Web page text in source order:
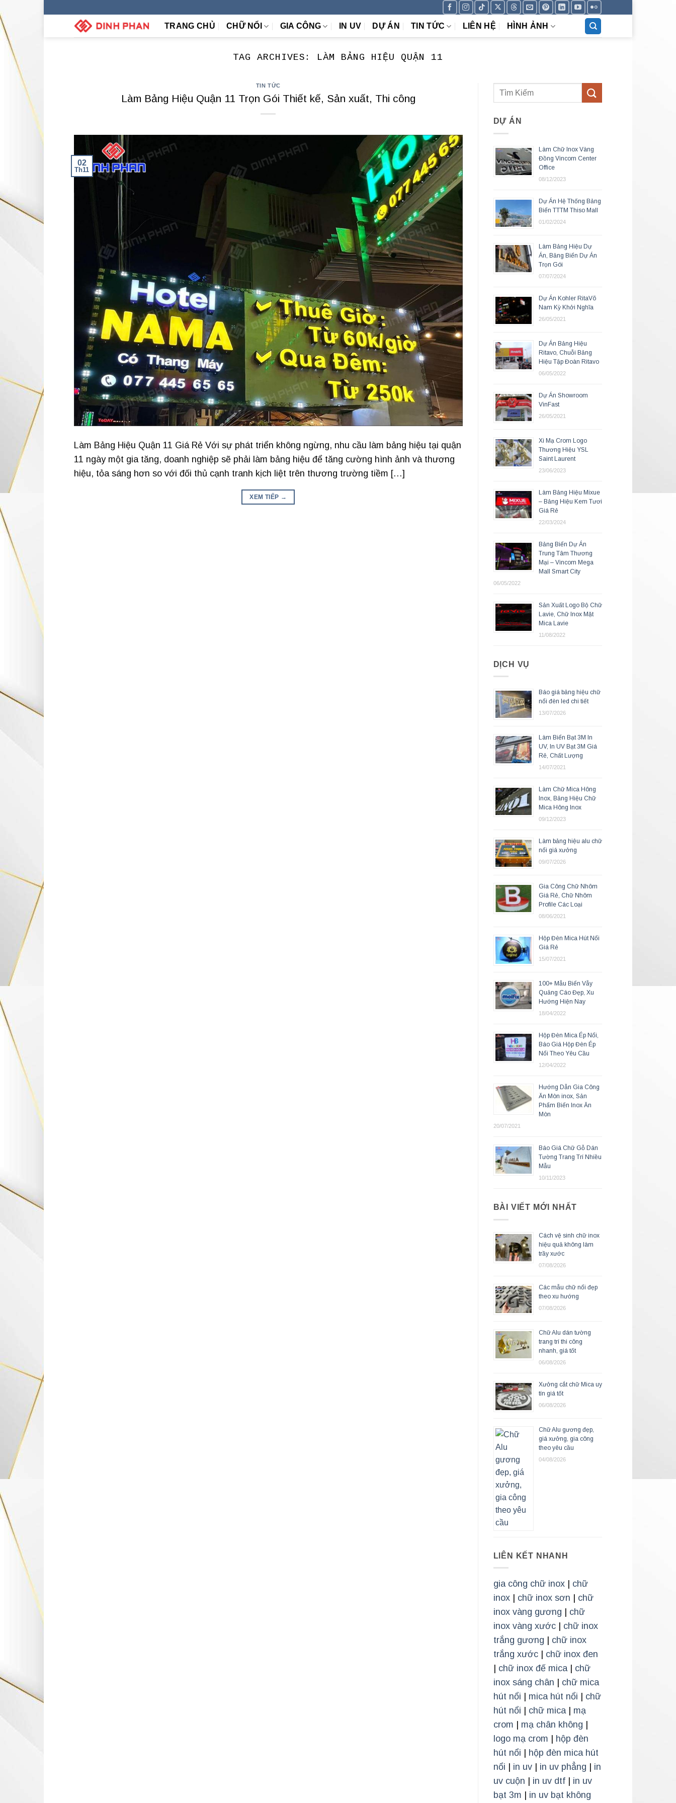
TRANG CHỦ CHỮ NỔI GIA CÔNG IN UV DỰ ÁN TIN TỨC LIÊN HỆ HÌNH ẢNH
TAG ARCHIVES: LÀM BẢNG HIỆU QUẬN 11
TIN TỨC
Làm Bảng Hiệu Quận 11 Trọn Gói Thiết kế, Sản xuất, Thi công
02
Th11
Làm Bảng Hiệu Quận 11 Giá Rẻ Với sự phát triển không ngừng, nhu cầu làm bảng hiệu tại quận
11 ngày một gia tăng, doanh nghiệp sẽ phải làm bảng hiệu để tăng cường hình ảnh và thương
hiệu, tỏa sáng hơn so với đối thủ cạnh tranh kịch liệt trên thương trường tiềm […]
XEM TIẾP →
DỰ ÁN
Làm Chữ Inox Vàng
Đồng Vincom Center
Office
08/12/2023
Dự Án Hệ Thống Bảng
Biển TTTM Thiso Mall
01/02/2024
Làm Bảng Hiệu Dự
Án, Bảng Biển Dự Án
Trọn Gói
07/07/2024
Dự Án Kohler RitaVõ
Nam Kỳ Khởi Nghĩa
26/05/2021
Dự Án Bảng Hiệu
Ritavo, Chuỗi Bảng
Hiệu Tập Đoàn Ritavo
06/05/2022
Dự Án Showroom
VinFast
26/05/2021
Xi Mạ Crom Logo
Thương Hiệu YSL
Saint Laurent
23/06/2023
Làm Bảng Hiệu Mixue
– Bảng Hiệu Kem Tươi
Giá Rẻ
22/03/2024
Bảng Biển Dự Án
Trung Tâm Thương
Mại – Vincom Mega
Mall Smart City
06/05/2022
Sản Xuất Logo Bộ Chữ
Lavie, Chữ Inox Mặt
Mica Lavie
11/08/2022
DỊCH VỤ
Báo giá bảng hiệu chữ
nổi đèn led chi tiết
13/07/2026
Làm Biển Bạt 3M In
UV, In UV Bạt 3M Giá
Rẻ, Chất Lượng
14/07/2021
Làm Chữ Mica Hông
Inox, Bảng Hiệu Chữ
Mica Hông Inox
09/12/2023
Làm bảng hiệu alu chữ
nổi giá xưởng
09/07/2026
Gia Công Chữ Nhôm
Giá Rẻ, Chữ Nhôm
Profile Các Loại
08/06/2021
Hộp Đèn Mica Hút Nổi
Giá Rẻ
15/07/2021
100+ Mẫu Biển Vẫy
Quảng Cáo Đẹp, Xu
Hướng Hiện Nay
18/04/2022
Hộp Đèn Mica Ép Nổi,
Báo Giá Hộp Đèn Ép
Nổi Theo Yêu Cầu
12/04/2022
Hướng Dẫn Gia Công
Ăn Mòn inox, Sản
Phẩm Biển Inox Ăn
Mòn
20/07/2021
Báo Giá Chữ Gỗ Dán
Tường Trang Trí Nhiều
Mẫu
10/11/2023
BÀI VIẾT MỚI NHẤT
Cách vệ sinh chữ inox
hiệu quả không làm
trầy xước
07/08/2026
Các mẫu chữ nổi đẹp
theo xu hướng
07/08/2026
Chữ Alu dán tường
trang trí thi công
nhanh, giá tốt
06/08/2026
Xưởng cắt chữ Mica uy
tín giá tốt
06/08/2026
Chữ Alu gương đẹp,
giá xưởng, gia công
theo yêu cầu
04/08/2026
LIÊN KẾT NHANH
gia công chữ inox| chữ
inox| chữ inox sơn
chữ
inox vàng gương
chữ
inox vàng xước| chữ inox
trắng gương
chữ inox
trắng xước| chữ inox đen
chữ inox đế mica| chữ
inox sáng chân
chữ mica
hút nổi
mica hút nổi
chữ
hút nổi
chữ mica| mạ
crom
mạ chân không
logo mạ crom
hộp đèn
hút nổi
hộp đèn mica hút
nổi
in uv| in uv phẳng
in
uv cuộn
in uv dtf| in uv
bạt 3m
in uv bạt không